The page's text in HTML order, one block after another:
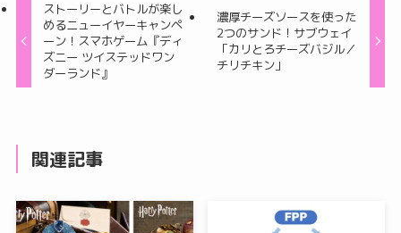
ストーリーとバトルが楽し
めるニューイヤーキャンペ
ーン！スマホゲーム『ディ
ズニー ツイステッドワン
ダーランド』
濃厚チーズソースを使った
2つのサンド！サブウェイ
「カリとろチーズバジル／
チリチキン」
関連記事